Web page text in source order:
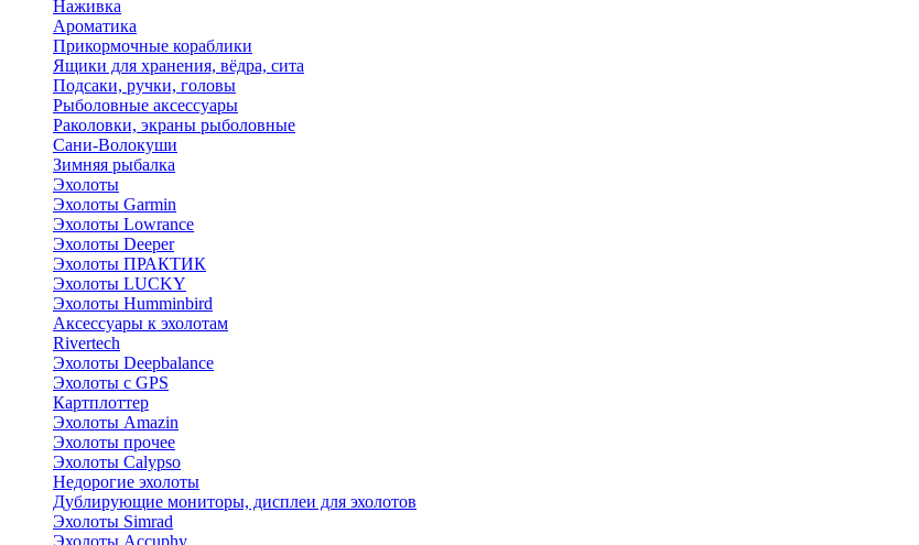
Наживка
Ароматика
Прикормочные кораблики
Ящики для хранения, вёдра, сита
Подсаки, ручки, головы
Рыболовные аксессуары
Раколовки, экраны рыболовные
Сани-Волокуши
Зимняя рыбалка
Эхолоты
Эхолоты Garmin
Эхолоты Lowrance
Эхолоты Deeper
Эхолоты ПРАКТИК
Эхолоты LUCKY
Эхолоты Humminbird
Аксессуары к эхолотам
Rivertech
Эхолоты Deepbalance
Эхолоты с GPS
Картплоттер
Эхолоты Amazin
Эхолоты прочее
Эхолоты Calypso
Недорогие эхолоты
Дублирующие мониторы, дисплеи для эхолотов
Эхолоты Simrad
Эхолоты Accuphy